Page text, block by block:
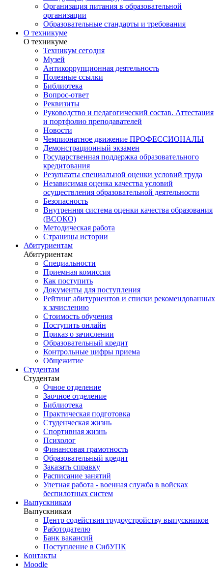
Организация питания в образовательной
организации
Образовательные стандарты и требования
О техникуме
О техникуме
Техникум сегодня
Музей
Антикоррупционная деятельность
Полезные ссылки
Библиотека
Вопрос-ответ
Реквизиты
Руководство и педагогический состав. Аттестация
и портфолио преподавателей
Новости
Чемпионатное движение ПРОФЕССИОНАЛЫ
Демонстрационный экзамен
Государственная поддержка образовательного
кредитования
Результаты специальной оценки условий труда
Независимая оценка качества условий
осуществления образовательной деятельности
Безопасность
Внутренняя система оценки качества образования
(ВСОКО)
Методическая работа
Страницы истории
Абитуриентам
Абитуриентам
Специальности
Приемная комиссия
Как поступить
Документы для поступления
Рейтинг абитуриентов и списки рекомендованных
к зачислению
Стоимость обучения
Поступить онлайн
Приказ о зачислении
Образовательный кредит
Контрольные цифры приема
Общежитие
Студентам
Студентам
Очное отделение
Заочное отделение
Библиотека
Практическая подготовка
Студенческая жизнь
Спортивная жизнь
Психолог
Финансовая грамотность
Образовательный кредит
Заказать справку
Расписание занятий
Улетная работа - военная служба в войсках
беспилотных систем
Выпускникам
Выпускникам
Центр содействия трудоустройству выпускников
Работодателю
Банк вакансий
Поступление в СибУПК
Контакты
Moodle